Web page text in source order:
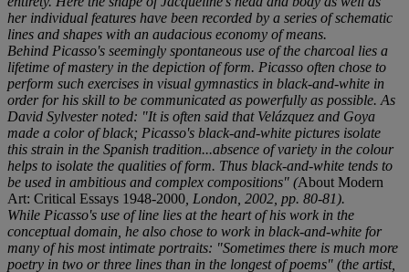
her individual features have been recorded by a series of schematic
lines and shapes with an audacious economy of means.
Behind Picasso's seemingly spontaneous use of the charcoal lies a
lifetime of mastery in the depiction of form. Picasso often chose to
perform such exercises in visual gymnastics in black-and-white in
order for his skill to be communicated as powerfully as possible. As
David Sylvester noted: "It is often said that Velázquez and Goya
made a color of black; Picasso's black-and-white pictures isolate
this strain in the Spanish tradition...absence of variety in the colour
helps to isolate the qualities of form. Thus black-and-white tends to
be used in ambitious and complex compositions" (About Modern
Art: Critical Essays 1948-2000 , London, 2002, pp. 80-81).
While Picasso's use of line lies at the heart of his work in the
conceptual domain, he also chose to work in black-and-white for
many of his most intimate portraits: "Sometimes there is much more
poetry in two or three lines than in the longest of poems" (the artist,